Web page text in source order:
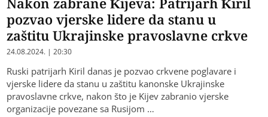
pozvao vjerske lidere da stanu u
zaštitu Ukrajinske pravoslavne crkve
24.08.2024. | 20:30
Ruski patrijarh Kiril danas je pozvao crkvene poglavare i
vjerske lidere da stanu u zaštitu kanonske Ukrajinske
pravoslavne crkve, nakon što je Kijev zabranio vjerske
organizacije povezane sa Rusijom …